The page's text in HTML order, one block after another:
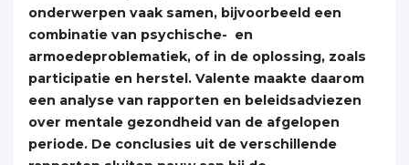
onderwerpen vaak samen, bijvoorbeeld een
combinatie van psychische- en
armoedeproblematiek, of in de oplossing, zoals
participatie en herstel. Valente maakte daarom
een analyse van rapporten en beleidsadviezen
over mentale gezondheid van de afgelopen
periode. De conclusies uit de verschillende